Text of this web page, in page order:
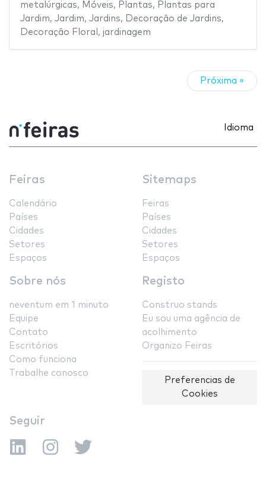
metalúrgicas, Móveis, Plantas, Plantas para
Jardim, Jardim, Jardins, Decoração de Jardins,
Decoração Floral , jardinagem
Próxima »
Idioma
Feiras
Calendário
Países
Cidades
Setores
Espaços
Sitemaps
Feiras
Países
Cidades
Setores
Espaços
Sobre nós
neventum em 1 minuto
Equipe
Contato
Escritórios
Como funciona
Trabalhe conosco
Registo
Construo stands
Eu sou uma agência de
acolhimento
Organizo Feiras
Preferencias de
Cookies
Seguir